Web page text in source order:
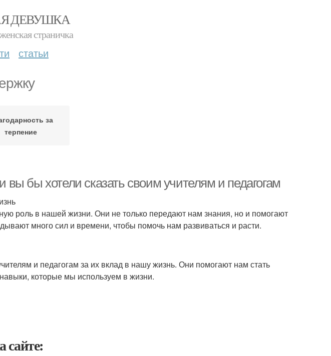
ДЕВУШКА
страничка
статьи
за
терпение
вы бы хотели сказать своим учителям и педагогам
роль в нашей жизни. Они не только передают нам знания, но и помогают
много сил и времени, чтобы помочь нам развиваться и расти.
и педагогам за их вклад в нашу жизнь. Они помогают нам стать
которые мы используем в жизни.
сайте: